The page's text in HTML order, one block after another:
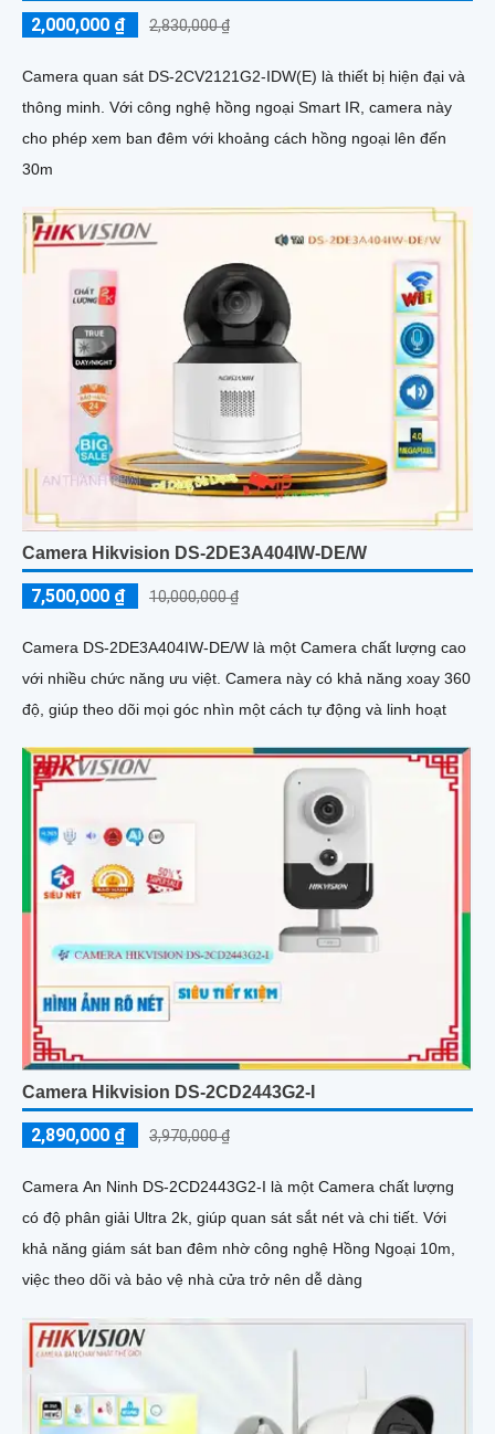
2,000,000 ₫ 2,830,000 ₫
Camera quan sát DS-2CV2121G2-IDW(E) là thiết bị hiện đại và
thông minh. Với công nghệ hồng ngoại Smart IR, camera này
cho phép xem ban đêm với khoảng cách hồng ngoại lên đến
30m
Camera Hikvision DS-2DE3A404IW-DE/W
7,500,000 ₫ 10,000,000 ₫
Camera DS-2DE3A404IW-DE/W là một Camera chất lượng cao
với nhiều chức năng ưu việt. Camera này có khả năng xoay 360
độ, giúp theo dõi mọi góc nhìn một cách tự động và linh hoạt
Camera Hikvision DS-2CD2443G2-I
2,890,000 ₫ 3,970,000 ₫
Camera An Ninh DS-2CD2443G2-I là một Camera chất lượng
có độ phân giải Ultra 2k, giúp quan sát sắt nét và chi tiết. Với
khả năng giám sát ban đêm nhờ công nghệ Hồng Ngoại 10m,
việc theo dõi và bảo vệ nhà cửa trở nên dễ dàng